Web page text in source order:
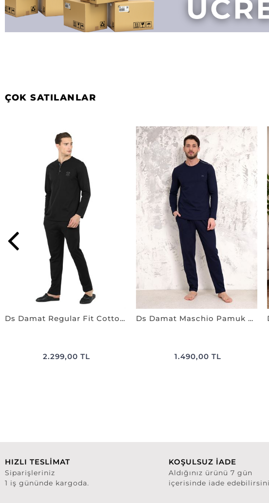
ÇOK SATILANLAR
Ds Damat Regular Fit Cotton Pijama Takımı SİYAH
2.299,00 TL
Ds Damat Maschio Pamuk Pijama Takımı LACİVERT
1.490,00 TL
HIZLI TESLİMAT
Siparişleriniz
1 iş gününde kargoda.
KOŞULSUZ İADE
Aldığınız ürünü 7 gün
içerisinde iade